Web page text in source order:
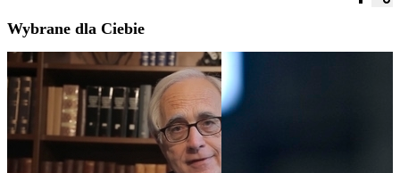
Wybrane dla Ciebie